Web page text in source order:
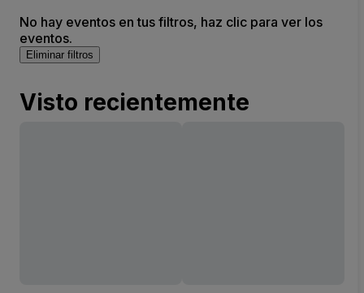
No hay eventos en tus filtros, haz clic para ver los
eventos.
Eliminar filtros
Visto recientemente